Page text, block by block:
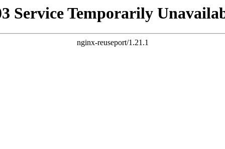
Service Temporarily
nginx-reuseport/1.21.1